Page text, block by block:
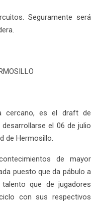
Seguramente será
cercano, es el draft de
el 06 de julio
de Hermosillo.
de mayor
puesto que da pábulo a
que de jugadores
con sus respectivos